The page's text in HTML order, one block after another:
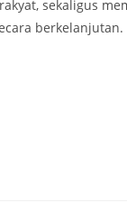
sekaligus
berkelanjutan.